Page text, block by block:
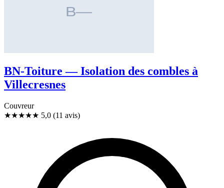
BN-Toiture — Isolation des combles à
Villecresnes
Couvreur
★★★★★ 5,0 (11 avis)